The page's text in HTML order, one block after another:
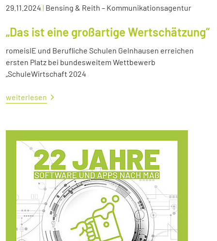
29.11.2024 | Bensing & Reith – Kommunikationsagentur
„Das ist eine großartige Wertschätzung“
romeisIE und Berufliche Schulen Gelnhausen erreichen
ersten Platz bei bundesweitem Wettbewerb
„SchuleWirtschaft 2024
weiterlesen